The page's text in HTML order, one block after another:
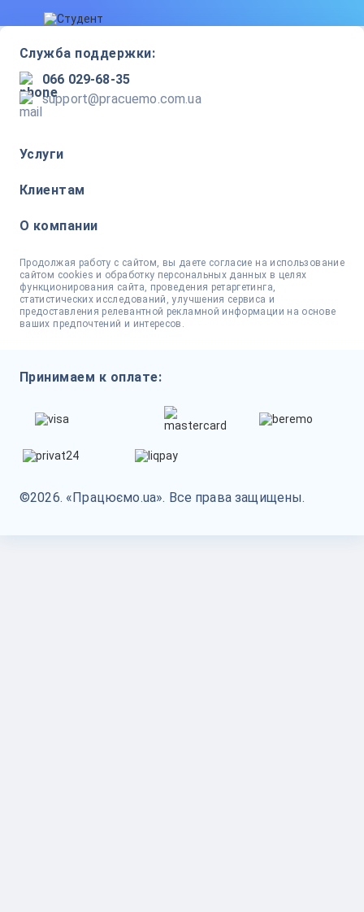
Служба поддержки:
066 029-68-35
support@pracuemo.com.ua
Услуги
Клиентам
О компании
Продолжая работу с сайтом, вы даете согласие на использование
сайтом cookies и обработку персональных данных в целях
функционирования сайта, проведения ретаргетинга,
статистических исследований, улучшения сервиса и
предоставления релевантной рекламной информации на основе
ваших предпочтений и интересов.
Принимаем к оплате:
©2026. «Працюємо.ua». Все права защищены.